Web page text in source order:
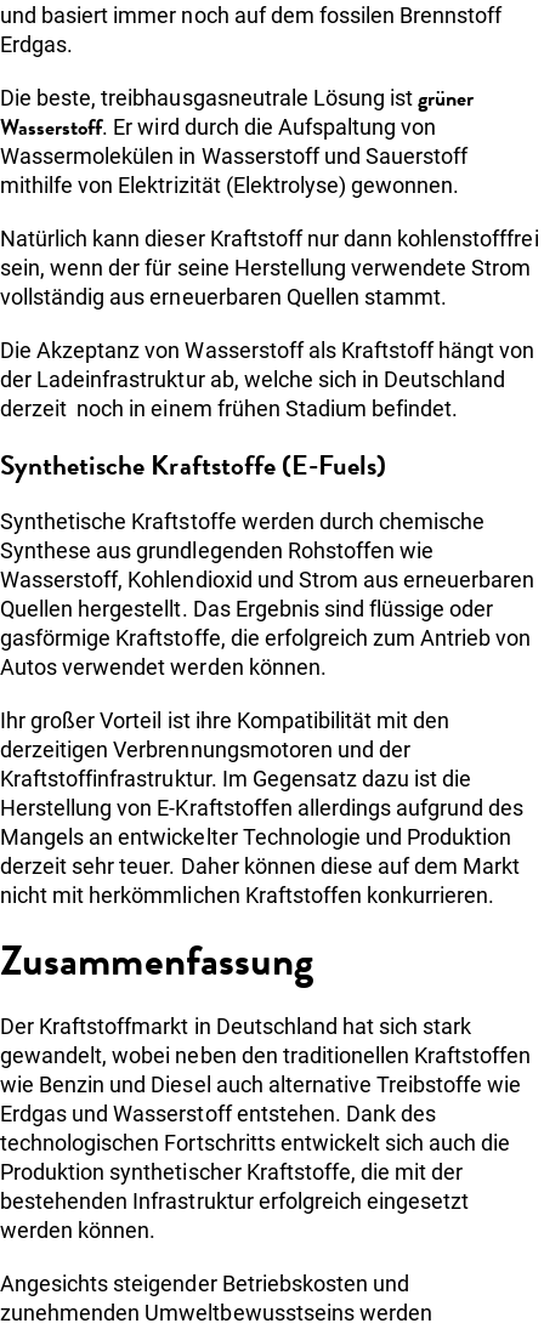
und basiert immer noch auf dem fossilen Brennstoff
Erdgas.
Die beste, treibhausgasneutrale Lösung istgrüner
Wasserstoff. Er wird durch die Aufspaltung von
Wassermolekülen in Wasserstoff und Sauerstoff
mithilfe von Elektrizität (Elektrolyse) gewonnen.
Natürlich kann dieser Kraftstoff nur dann kohlenstofffrei
sein, wenn der für seine Herstellung verwendete Strom
vollständig aus erneuerbaren Quellen stammt.
Die Akzeptanz von Wasserstoff als Kraftstoff hängt von
der Ladeinfrastruktur ab, welche sich in Deutschland
derzeit noch in einem frühen Stadium befindet.
Synthetische Kraftstoffe (E-Fuels)
Synthetische Kraftstoffe werden durch chemische
Synthese aus grundlegenden Rohstoffen wie
Wasserstoff, Kohlendioxid und Strom aus erneuerbaren
Quellen hergestellt. Das Ergebnis sind flüssige oder
gasförmige Kraftstoffe, die erfolgreich zum Antrieb von
Autos verwendet werden können.
Ihr großer Vorteil ist ihre Kompatibilität mit den
derzeitigen Verbrennungsmotoren und der
Kraftstoffinfrastruktur. Im Gegensatz dazu ist die
Herstellung von E-Kraftstoffen allerdings aufgrund des
Mangels an entwickelter Technologie und Produktion
derzeit sehr teuer. Daher können diese auf dem Markt
nicht mit herkömmlichen Kraftstoffen konkurrieren.
Zusammenfassung
Der Kraftstoffmarkt in Deutschland hat sich stark
gewandelt, wobei neben den traditionellen Kraftstoffen
wie Benzin und Diesel auch alternative Treibstoffe wie
Erdgas und Wasserstoff entstehen. Dank des
technologischen Fortschritts entwickelt sich auch die
Produktion synthetischer Kraftstoffe, die mit der
bestehenden Infrastruktur erfolgreich eingesetzt
werden können.
Angesichts steigender Betriebskosten und
zunehmenden Umweltbewusstseins werden